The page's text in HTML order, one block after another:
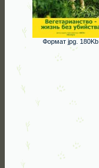
Формат jpg. 180Kb